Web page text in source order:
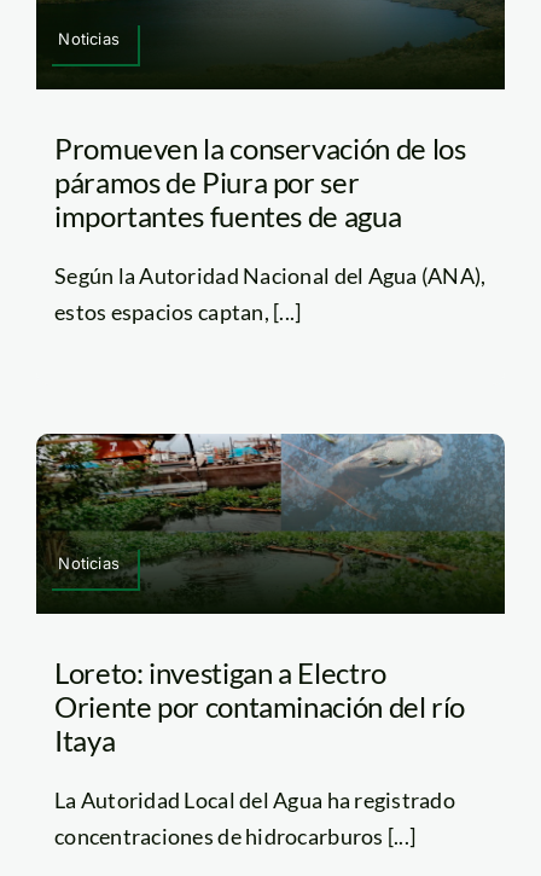
Noticias
Promueven la conservación de los
páramos de Piura por ser
importantes fuentes de agua
Según la Autoridad Nacional del Agua (ANA),
estos espacios captan, [...]
Noticias
Loreto: investigan a Electro
Oriente por contaminación del río
Itaya
La Autoridad Local del Agua ha registrado
concentraciones de hidrocarburos [...]